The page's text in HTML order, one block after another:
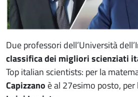
Paragrafo
Due professori dell’Università
classifica dei migliori scienziati
Top italian scientists: per la
Capizzano è al 27esimo posto,